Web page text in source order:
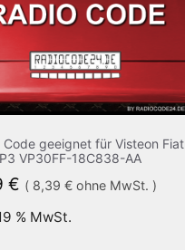
Code geeignet für Visteon Fiat
VP30FF-18C838-AA
€ ( 8,39 € ohne MwSt. )
% MwSt.